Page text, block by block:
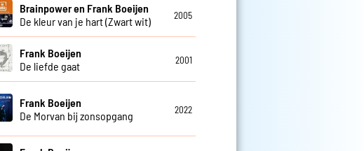
Brainpower en Frank Boeijen
De kleur van je hart (Zwart wit)
2005
Frank Boeijen
De liefde gaat
2001
Frank Boeijen
De Morvan bij zonsopgang
2022